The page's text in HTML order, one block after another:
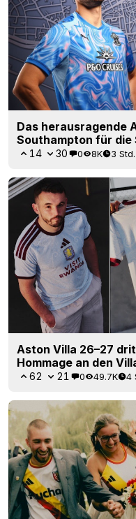
Das herausragende
Southampton für die
14 30 0 8K 3 Std.
Aston Villa 26–27
Hommage an den
62 21 0 49.7K 4